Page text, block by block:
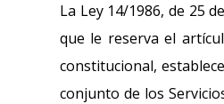
La Ley 14/1986, de 25
que le reserva el
constitucional,
conjunto de los